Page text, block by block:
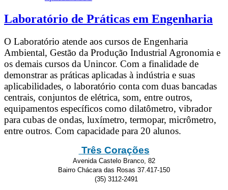
Laboratório de Práticas em Engenharia
O Laboratório atende aos cursos de Engenharia
Ambiental, Gestão da Produção Industrial Agronomia e
os demais cursos da Unincor. Com a finalidade de
demonstrar as práticas aplicadas à indústria e suas
aplicabilidades, o laboratório conta com duas bancadas
centrais, conjuntos de elétrica, som, entre outros,
equipamentos específicos como dilatômetro, vibrador
para cubas de ondas, luxímetro, termopar, micrômetro,
entre outros. Com capacidade para 20 alunos.
Três Corações
Avenida Castelo Branco, 82
Bairro Chácara das Rosas 37.417-150
(35) 3112-2491